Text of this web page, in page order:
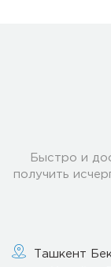
Быстро и
получить
Ташкент